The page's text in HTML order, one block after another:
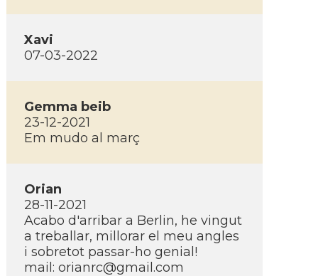
Xavi
07-03-2022
Gemma beib
23-12-2021
Em mudo al març
Orian
28-11-2021
Acabo d'arribar a Berlin, he vingut
a treballar, millorar el meu angles
i sobretot passar-ho genial!
mail: orianrc@gmail.com